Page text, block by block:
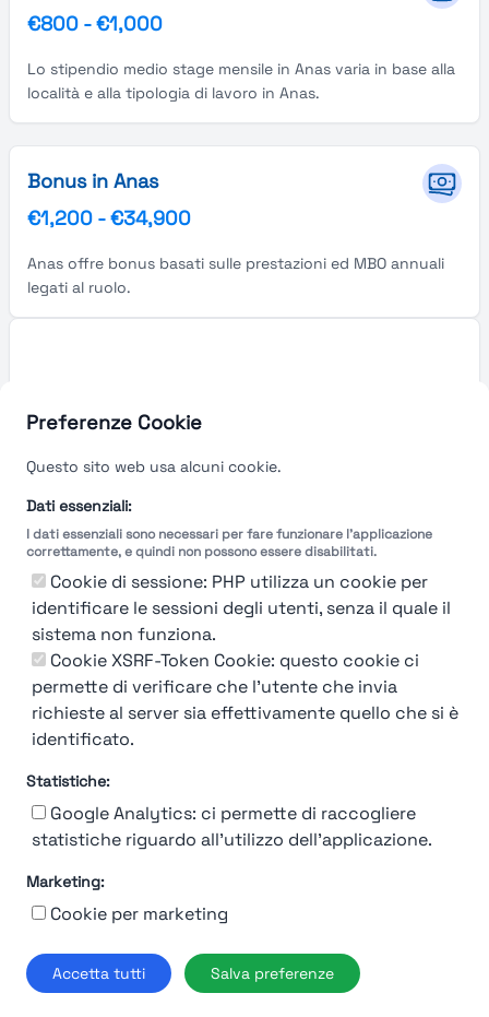
Preferenze Cookie
Questo sito web usa alcuni cookie.
Dati essenziali:
I dati essenziali sono necessari per fare funzionare l'applicazione
correttamente, e quindi non possono essere disabilitati.
Cookie di sessione: PHP utilizza un cookie per
identificare le sessioni degli utenti, senza il quale il
sistema non funziona.
Cookie XSRF-Token Cookie: questo cookie ci
permette di verificare che l'utente che invia
richieste al server sia effettivamente quello che si è
identificato.
Statistiche:
Google Analytics: ci permette di raccogliere
statistiche riguardo all'utilizzo dell'applicazione.
Marketing:
Cookie per marketing
Accetta tutti Salva preferenze
€800 -€1,000
Lo stipendio medio stage mensile in Anas varia in base alla
località e alla tipologia di lavoro in Anas.
Bonus in Anas
€1,200 -€34,900
Anas offre bonus basati sulle prestazioni ed MBO annuali
legati al ruolo.
You're Not logged in
LoginorIscrivitiper vedere
Termini e Condizioni
© 2019-2026 Stupendio. Tutti i diritti riservati | Smarteris S.r.l. P.IVA
02659750992 | Capitale Sociale € 2.550 i.v.